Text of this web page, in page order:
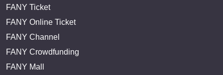
FANY Ticket
FANY Online Ticket
FANY Channel
FANY Crowdfunding
FANY Mall